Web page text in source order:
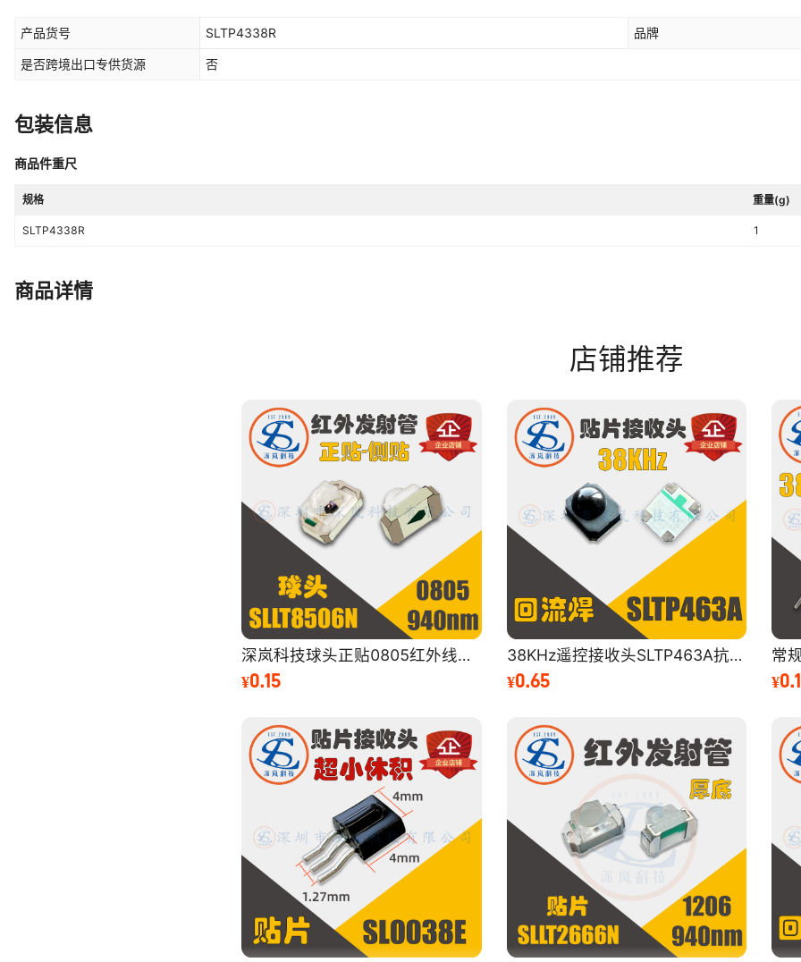
产品货号 SLTP4338R 品牌
是否跨境出口专供货源 否
包装信息
商品件重尺
规格 重量(g)
SLTP4338R 1
商品详情